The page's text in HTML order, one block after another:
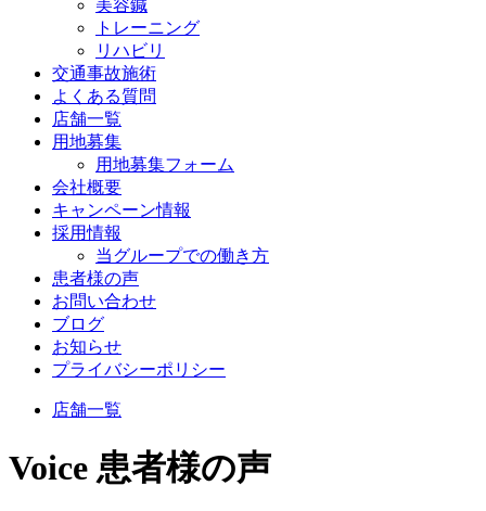
美容鍼
トレーニング
リハビリ
交通事故施術
よくある質問
店舗一覧
用地募集
用地募集フォーム
会社概要
キャンペーン情報
採用情報
当グループでの働き方
患者様の声
お問い合わせ
ブログ
お知らせ
プライバシーポリシー
店舗一覧
Voice 患者様の声